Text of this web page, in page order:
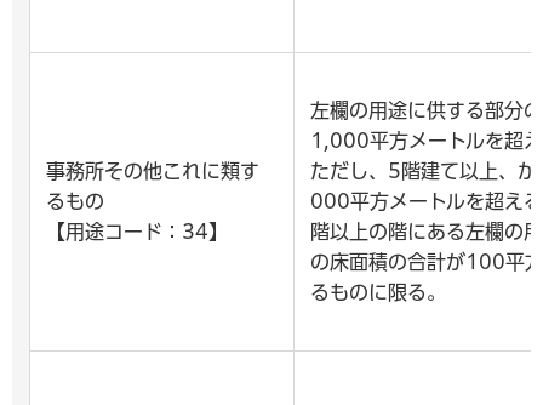
事務所その他これに類す
るもの
【用途コード：34】
左欄の用途に供する部分
1,000平方メートルを超
ただし、5階建て以上、
000平方メートルを超え
階以上の階にある左欄の
の床面積の合計が100平
るものに限る。